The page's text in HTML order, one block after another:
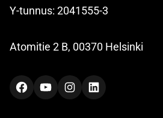
Y-tunnus: 2041555-3
Atomitie 2 B, 00370 Helsinki
FacebookYouTubeInstagramLinkedIn